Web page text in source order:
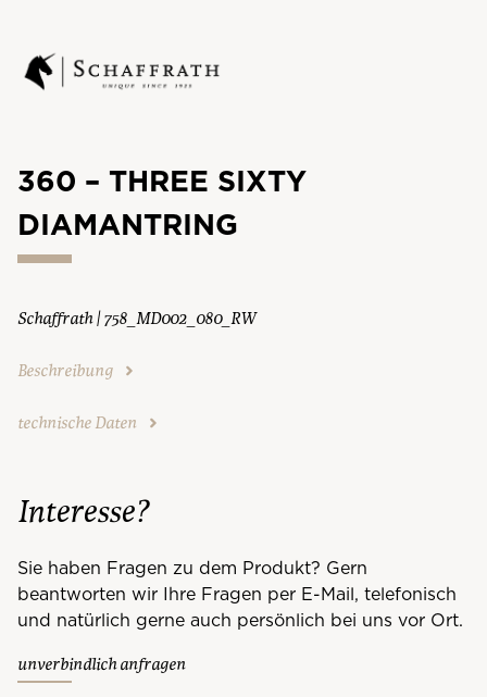
360 – THREE SIXTY
DIAMANTRING
Schaffrath | 758_MD002_080_RW
Beschreibung
technische Daten
Interesse?
Sie haben Fragen zu dem Produkt? Gern
beantworten wir Ihre Fragen per E-Mail, telefonisch
und natürlich gerne auch persönlich bei uns vor Ort.
unverbindlich anfragen